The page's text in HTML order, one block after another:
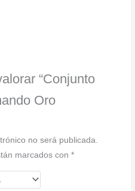
“Conjunto
Oro
no será publicada.
marcados con*